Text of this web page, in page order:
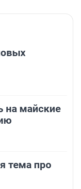
на майские
тема про